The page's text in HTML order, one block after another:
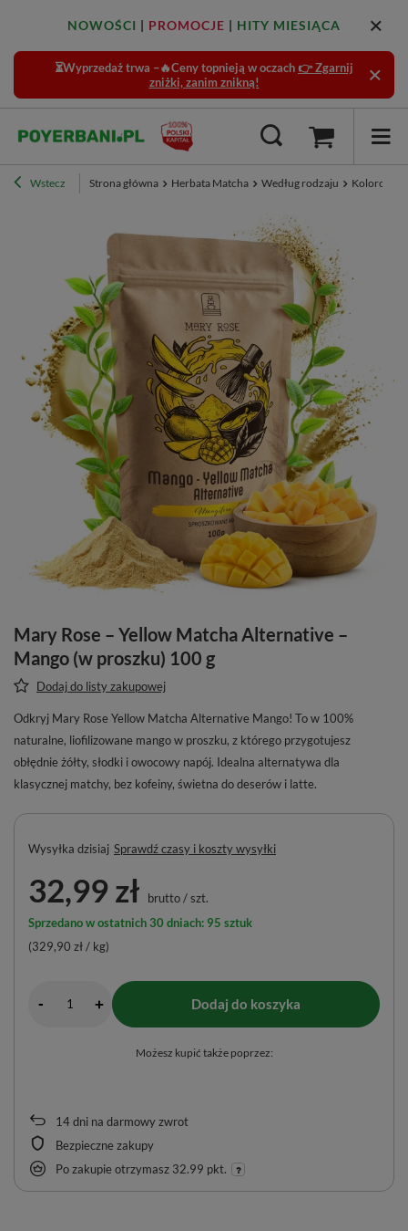
NOWOŚCI | PROMOCJE | HITY MIESIĄCA
⏳Wyprzedaż trwa –🔥Ceny topnieją w oczach 👉 Zgarnij
zniżki, zanim znikną!
Wstecz Strona główna Herbata Matcha Według rodzaju Kolorowa
Mary Rose – Yellow Matcha Alternative –
Mango (w proszku) 100 g
Dodaj do listy zakupowej
Odkryj Mary Rose Yellow Matcha Alternative Mango! To w 100%
naturalne, liofilizowane mango w proszku, z którego przygotujesz
obłędnie żółty, słodki i owocowy napój. Idealna alternatywa dla
klasycznej matchy, bez kofeiny, świetna do deserów i latte.
14dni na darmowy zwrot
Bezpieczne zakupy
Po zakupie otrzymasz 32.99 pkt.
Wysyłka dzisiaj Sprawdź czasy i koszty wysyłki
32,99 zł brutto/szt.
Sprzedano w ostatnich 30 dniach: 95 sztuk
(329,90 zł / kg)
- + Dodaj do koszyka
Możesz kupić także poprzez: